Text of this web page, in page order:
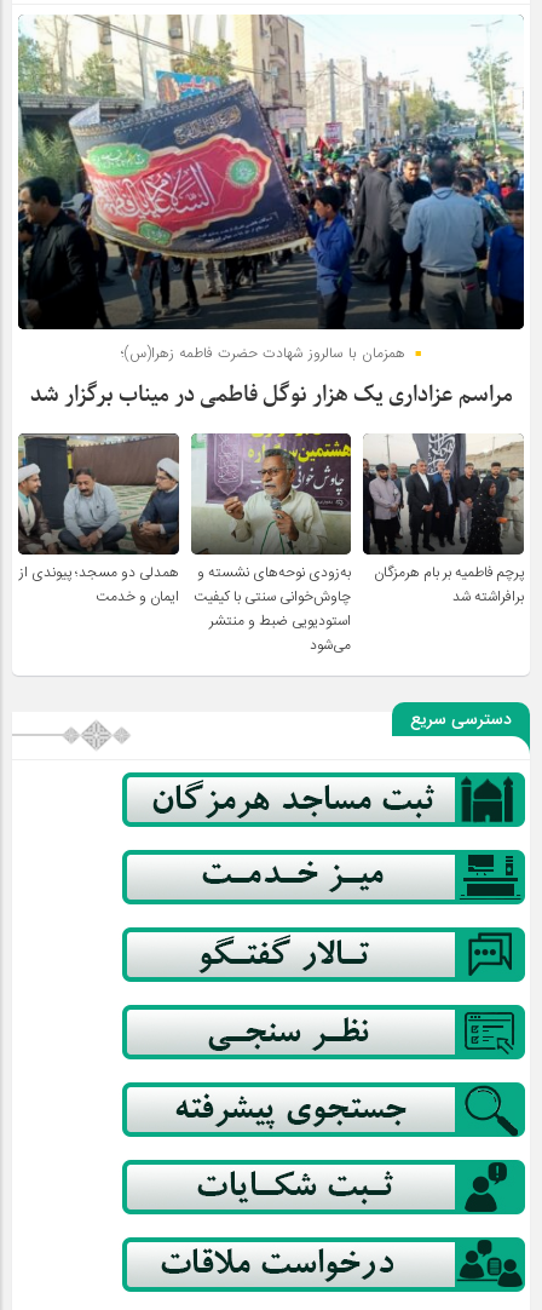
همزمان با سالروز شهادت حضرت فاطمه زهرا(س)؛
مراسم عزاداری یک هزار نوگل فاطمی در میناب برگزار شد
پرچم فاطمیه بر بام هرمزگان
برافراشته شد
به‌زودی نوحه‌های نشسته و
چاوش‌خوانی سنتی با کیفیت
استودیویی ضبط و منتشر
می‌شود
همدلی دو مسجد؛ پیوندی از
ایمان و خدمت
دسترسی سریع